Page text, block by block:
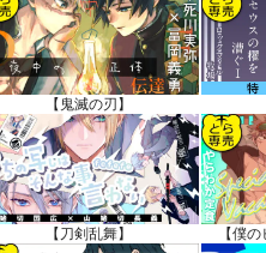
お知らせ（2026.02.05 掲載）
ービス開始のお知らせ（
ペーン」終了のお知らせ（
掲載）
）
【鬼滅の刃】
【刀剣乱舞】 【僕